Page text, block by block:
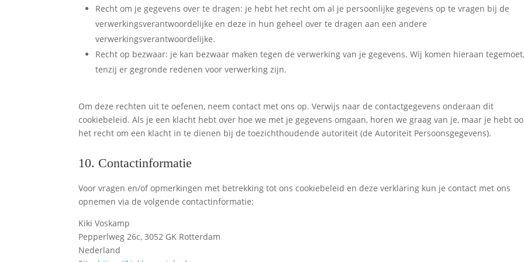
Recht om je gegevens over te dragen: je hebt het recht om al je persoonlijke gegevens op te vragen bij de
verwerkingsverantwoordelijke en deze in hun geheel over te dragen aan een andere
verwerkingsverantwoordelijke.
Recht op bezwaar: je kan bezwaar maken tegen de verwerking van je gegevens. Wij komen hieraan
tenzij er gegronde redenen voor verwerking zijn.
Om deze rechten uit te oefenen, neem contact met ons op. Verwijs naar de contactgegevens onderaan dit
cookiebeleid. Als je een klacht hebt over hoe we met je gegevens omgaan, horen we graag van je, maar je hebt
het recht om een klacht in te dienen bij de toezichthoudende autoriteit (de Autoriteit Persoonsgegevens).
10. Contactinformatie
Voor vragen en/of opmerkingen met betrekking tot ons cookiebeleid en deze verklaring kun je contact met ons
opnemen via de volgende contactinformatie:
Kiki Voskamp
Pepperlweg 26c, 3052 GK Rotterdam
Nederland